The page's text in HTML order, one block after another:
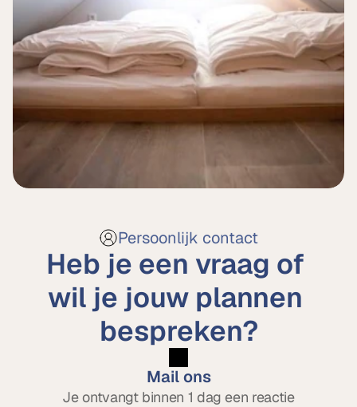
Persoonlijk contact
Heb je een vraag of
wil je jouw plannen
bespreken?
Mail ons
Je ontvangt binnen 1 dag een reactie